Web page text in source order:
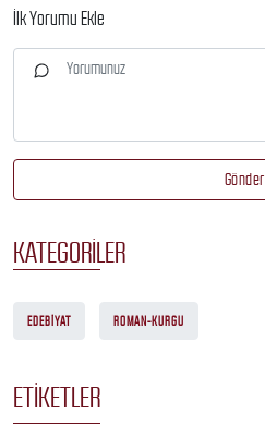
İlk Yorumu Ekle
Gönder
KATEGORILER
EDEBIYAT ROMAN-KURGU
ETIKETLER